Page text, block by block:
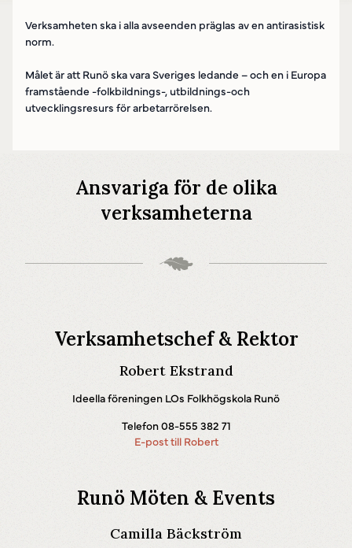
Verksamheten ska i alla avseenden präglas av en antirasistisk
norm.
Målet är att Runö ska vara Sveriges ledande – och en i Europa
framstående -folkbildnings-, utbildnings-och
utvecklingsresurs för arbetarrörelsen.
Ansvariga för de olika
verksamheterna
Verksamhetschef & Rektor
Robert Ekstrand
Ideella föreningen LOs Folkhögskola Runö
Telefon 08-555 382 71
E-post till Robert
Runö Möten & Events
Camilla Bäckström